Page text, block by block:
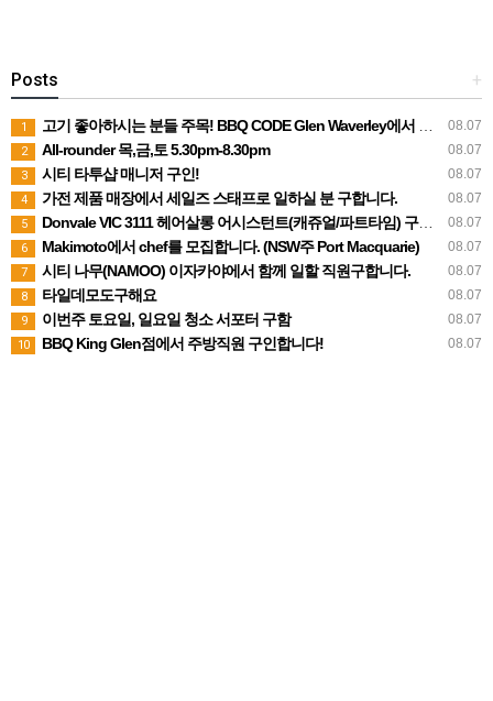
+
Posts
08.07
1 고기 좋아하시는 분들 주목! BBQ CODE Glen Waverley에서 함께해요
08.07
2 All-rounder 목,금,토 5.30pm-8.30pm
08.07
3 시티 타투샵 매니저 구인!
08.07
4 가전 제품 매장에서 세일즈 스태프로 일하실 분 구합니다.
08.07
5 Donvale VIC 3111 헤어살롱 어시스턴트(캐쥬얼/파트타임) 구합니다
08.07
6 Makimoto에서 chef를 모집합니다. (NSW주 Port Macquarie)
08.07
7 시티 나무(NAMOO) 이자카야에서 함께 일할 직원구합니다.
08.07
8 타일데모도구해요
08.07
9 이번주 토요일, 일요일 청소 서포터 구함
08.07
10 BBQ King Glen점에서 주방직원 구인합니다!